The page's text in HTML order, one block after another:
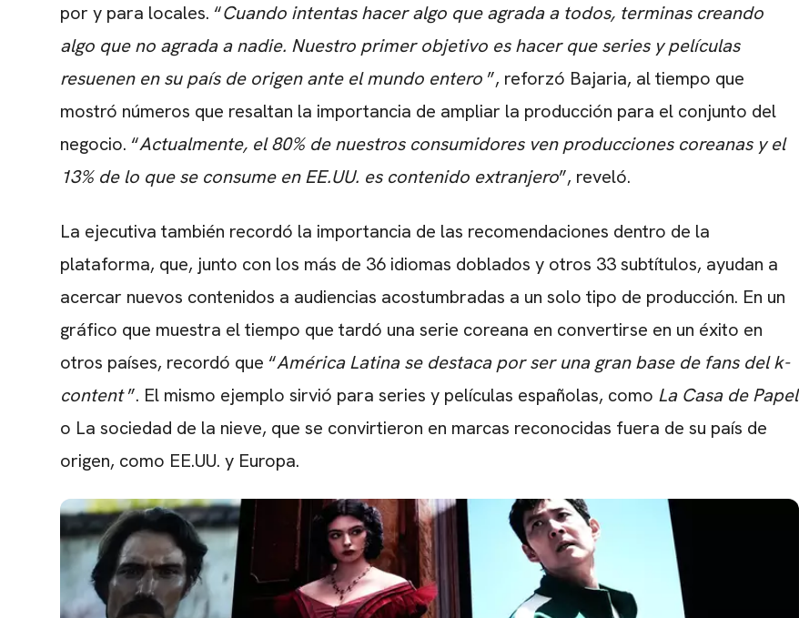
por y para locales. “Cuando intentas hacer algo que agrada a todos, terminas creando
algo que no agrada a nadie. Nuestro primer objetivo es hacer que series y películas
resuenen en su país de origen ante el mundo entero ”, reforzó Bajaria, al tiempo que
mostró números que resaltan la importancia de ampliar la producción para el conjunto del
negocio. “Actualmente, el 80% de nuestros consumidores ven producciones coreanas y el
13% de lo que se consume en EE.UU. es contenido extranjero”, reveló.
La ejecutiva también recordó la importancia de las recomendaciones dentro de la
plataforma, que, junto con los más de 36 idiomas doblados y otros 33 subtítulos, ayudan a
acercar nuevos contenidos a audiencias acostumbradas a un solo tipo de producción. En un
gráfico que muestra el tiempo que tardó una serie coreana en convertirse en un éxito en
otros países, recordó que “América Latina se destaca por ser una gran base de fans del k-
content”. El mismo ejemplo sirvió para series y películas españolas, como La Casa de Papel
o La sociedad de la nieve, que se convirtieron en marcas reconocidas fuera de su país de
origen, como EE.UU. y Europa.